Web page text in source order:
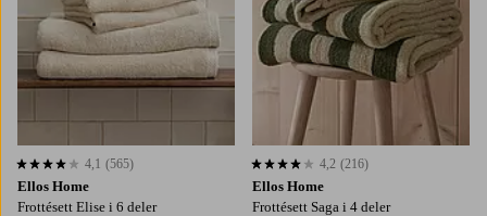
Ellos Home
Frottésett Elise i 6 deler
4,1 basert på 565 karaktergivninger
4,1 (565)
Ellos Home
Frottésett Saga i 4 deler
4,2 basert på 216 karaktergivninger
4,2 (216)